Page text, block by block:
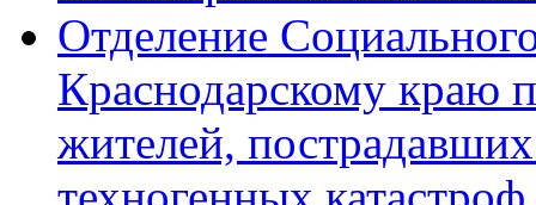
Отделение
Краснодарскому краю
жителей,